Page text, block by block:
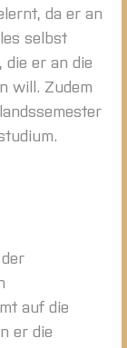
da er an
selbst
er an die
will. Zudem
auf die
er die